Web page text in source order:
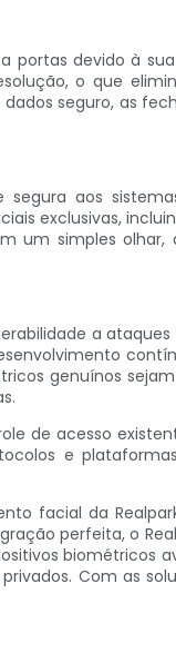
portas devido à
o que
seguro, as
aos
exclusivas,
um simples
a
genuínos
de acesso
e
facial da
perfeita, o
biométricos
Com as